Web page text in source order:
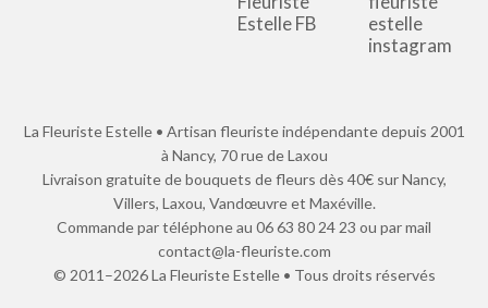
La Fleuriste Estelle • Artisan fleuriste indépendante depuis 2001
à Nancy, 70 rue de Laxou
Livraison gratuite de bouquets de fleurs dès 40€ sur Nancy,
Villers, Laxou, Vandœuvre et Maxéville.
Commande par téléphone au 06 63 80 24 23 ou par mail
contact@la-fleuriste.com
© 2011–2026 La Fleuriste Estelle • Tous droits réservés